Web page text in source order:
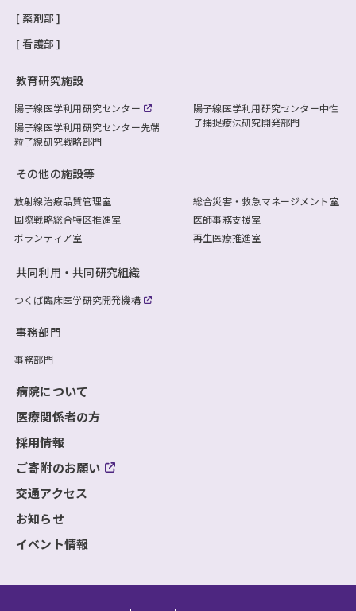
薬剤部
看護部
教育研究施設
陽子線医学利用研究センター
陽子線医学利用研究センター先端
粒子線研究戦略部門
陽子線医学利用研究センター中性
子捕捉療法研究開発部門
その他の施設等
放射線治療品質管理室
国際戦略総合特区推進室
ボランティア室
総合災害・救急マネージメント室
医師事務支援室
再生医療推進室
共同利用・共同研究組織
つくば臨床医学研究開発機構
事務部門
事務部門
病院について
医療関係者の方
採用情報
ご寄附のお願い
交通アクセス
お知らせ
イベント情報